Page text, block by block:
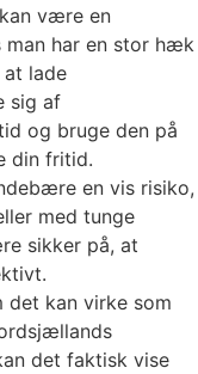
være en
har en stor hæk
lade
sig af
og bruge den på
din fritid.
en vis risiko,
med tunge
sikker på, at
kan virke som
det faktisk vise